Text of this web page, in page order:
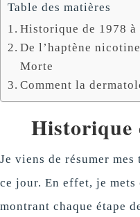
Table des matières
Historique de 1978 à
De l’haptène
Morte
Comment la
Historique
Je viens de résumer
ce jour. En effet, je
montrant chaque étape